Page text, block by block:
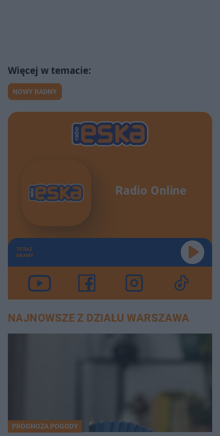
NOWY RADNY
Radio Online
TERAZ
GRAMY
NAJNOWSZE Z DZIAŁU WARSZAWA
PROGNOZA POGODY